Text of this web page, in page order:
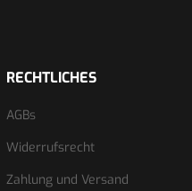
RECHTLICHES
AGBs
Widerrufsrecht
Zahlung und Versand